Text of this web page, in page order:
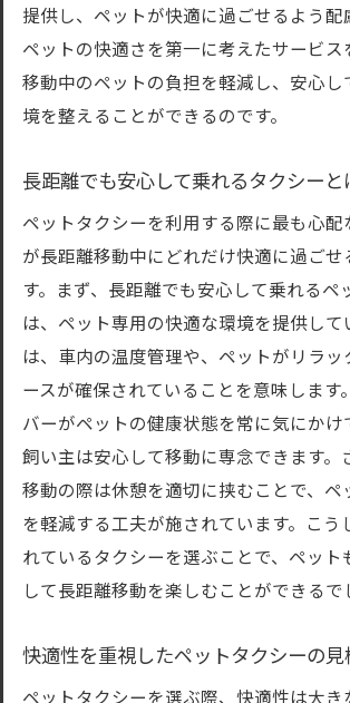
提供し、ペットが快適に過ごせるよう配
ペットの快適さを第一に考えたサービス
移動中のペットの負担を軽減し、安心し
境を整えることができるのです。
長距離でも安心して乗れるタクシーと
ペットタクシーを利用する際に最も心配
が長距離移動中にどれだけ快適に過ごせ
す。まず、長距離でも安心して乗れるペ
は、ペット専用の快適な環境を提供して
は、車内の温度管理や、ペットがリラッ
ースが確保されていることを意味します
バーがペットの健康状態を常に気にかけ
飼い主は安心して移動に専念できます。
移動の際は休憩を適切に挟むことで、ペ
を軽減する工夫が施されています。こう
れているタクシーを選ぶことで、ペット
して長距離移動を楽しむことができるで
快適性を重視したペットタクシーの見
ペットタクシーを選ぶ際、快適性は大き